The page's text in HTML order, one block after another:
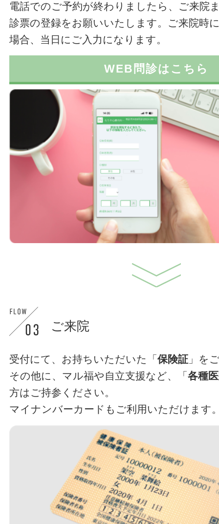
電話でのご予約が終わりましたら、ご来院
診票の登録をお願いいたします。ご来院時
場合、当日にご入力になります。
WEB問診はこちら
ご来院
受付にて、お持ちいただいた「保険証 」を
その他に、マル福や自立支援など、「各種
方はご持参ください。
マイナンバーカードもご利用いただけます